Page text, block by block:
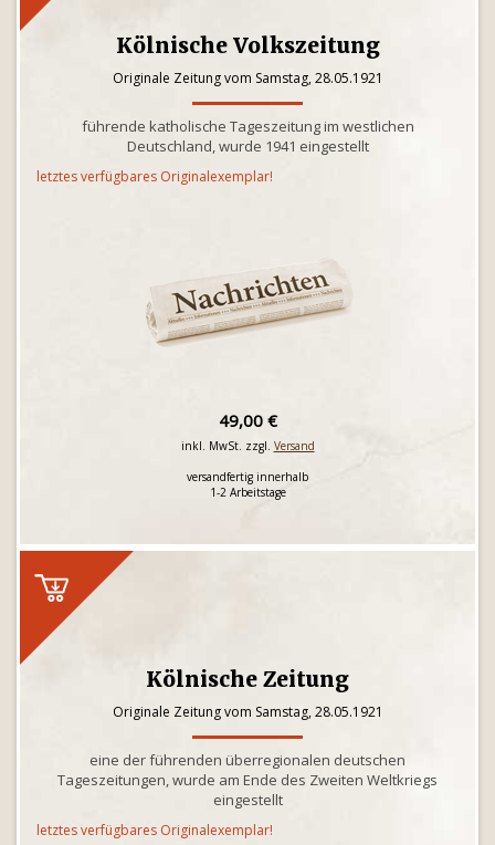
Kölnische Volkszeitung
Originale Zeitung vom Samstag, 28.05.1921
führende katholische Tageszeitung im westlichen
Deutschland, wurde 1941 eingestellt
letztes verfügbares Originalexemplar!
49,00 €
inkl. MwSt. zzgl. Versand
versandfertig innerhalb
1-2 Arbeitstage
Kölnische Zeitung
Originale Zeitung vom Samstag, 28.05.1921
eine der führenden überregionalen deutschen
Tageszeitungen, wurde am Ende des Zweiten Weltkriegs
eingestellt
letztes verfügbares Originalexemplar!